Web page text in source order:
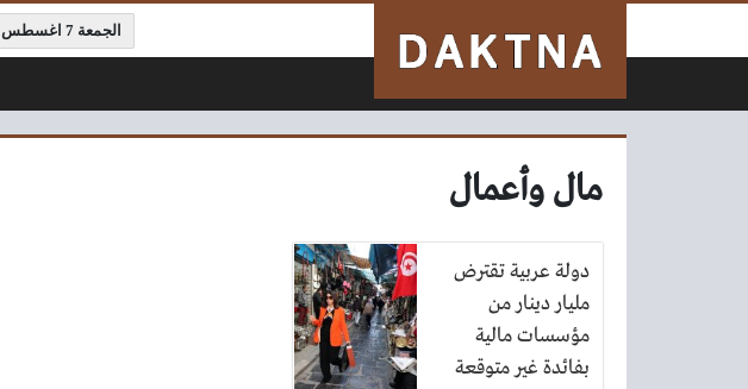
الجمعة 7 اغسطس 2026 الساعة 10:41 ص
مال وأعمال
دولة عربية تقترض
مليار دينار من
مؤسسات مالية
بفائدة غير متوقعة